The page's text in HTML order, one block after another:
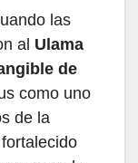
las
al Ulama
de
como uno
de la